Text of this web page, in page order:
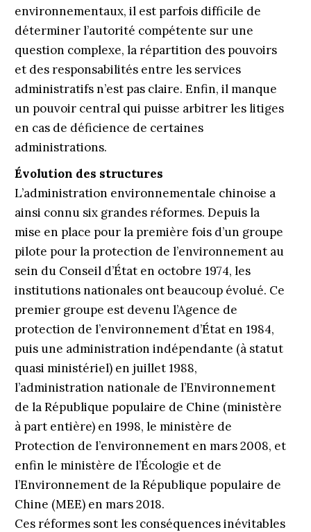
environnementaux, il est parfois difficile de
déterminer l’autorité compétente sur une
question complexe, la répartition des pouvoirs
et des responsabilités entre les services
administratifs n’est pas claire. Enfin, il manque
un pouvoir central qui puisse arbitrer les litiges
en cas de déficience de certaines
administrations.
Évolution des structures
L’administration environnementale chinoise a
ainsi connu six grandes réformes. Depuis la
mise en place pour la première fois d’un groupe
pilote pour la protection de l’environnement au
sein du Conseil d’État en octobre 1974, les
institutions nationales ont beaucoup évolué. Ce
premier groupe est devenu l’Agence de
protection de l’environnement d’État en 1984,
puis une administration indépendante (à statut
quasi ministériel) en juillet 1988,
l’administration nationale de l’Environnement
de la République populaire de Chine (ministère
à part entière) en 1998, le ministère de
Protection de l’environnement en mars 2008, et
enfin le ministère de l’Écologie et de
l’Environnement de la République populaire de
Chine (MEE) en mars 2018.
Ces réformes sont les conséquences inévitables